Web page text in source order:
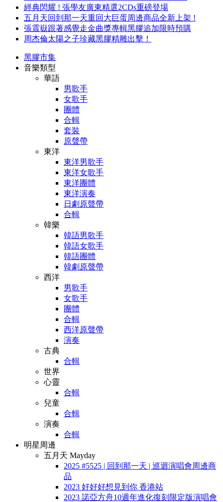
經典閃耀 ! 張學友廣東精選2CDs重磅登場
五月天回到那一天重回大巨蛋周邊商品全新上架 !
張震嶽跟著感覺走金曲獎專輯黑膠追加限時預購
周杰倫太陽之子珍藏黑膠精雕出擊！
黑膠市集
音樂類型
華語
男歌手
女歌手
團體
合輯
套裝
原聲帶
東洋
東洋男歌手
東洋女歌手
東洋團體
東洋演奏
日劇原聲帶
合輯
韓樂
韓語男歌手
韓語女歌手
韓語團體
韓劇原聲帶
西洋
男歌手
女歌手
團體
合輯
西洋原聲帶
演奏
古典
合輯
世界
心靈
合輯
兒童
合輯
演奏
合輯
明星周邊
五月天 Mayday
2025 #5525 | 回到那一天 | 巡迴演唱會周邊商
品
2023 好好好想見到你 香港站
2023 諾亞方舟10週年進化復刻限定版演唱會